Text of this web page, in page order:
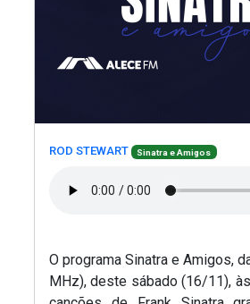
(Abre em nova janela)
ROD STEWART
(Abre em nova janela)
Sinatra e Amigos
O programa Sinatra e Amigos,
MHz), deste sábado (16/11),